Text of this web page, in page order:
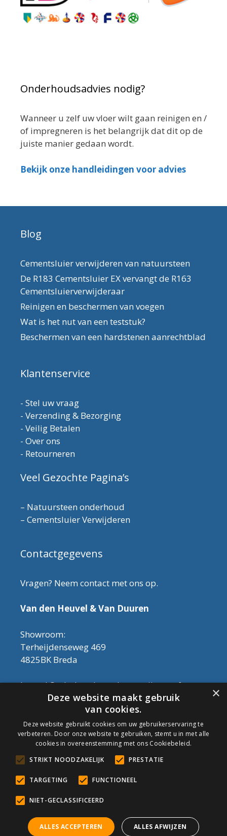
Onderhoudsadvies nodig?
Wanneer u zelf uw vloer wilt gaan reinigen en /
of impregneren is het belangrijk dat dit op de
juiste manier gedaan wordt.
Bekijk onze handleidingen voor advies
Blog
Cementsluier verwijderen van natuursteen
De R183 Cementsluier EX vervangt de R163
Cementsluierverwijderaar
Reinigen en beschermen van voegen
Wat is het nut van een teststuk?
Beschermen van een hardstenen aanrechtblad
Klantenservice
- Stel uw vraag
- Verzending & Bezorging
- Veilig Betalen
- Over ons
- Retourneren
Veel Gezochte Pagina’s
– Natuursteen onderhoud
– Cementsluier Verwijderen
Contactgegevens
Vragen? Neem contact met ons op.
Van den Heuvel & Van Duuren
Showroom:
Terheijdenseweg 469
4825BK Breda
Let op! Onderhoudsproducten zijn nu af te
halen in de showroom. Er kan alleen met
contant geld betaald worden, dus geen pin.
Tel: 076-3030554
Email: info@onderhoudshop.nl
KVK: 59667419
Algemene Voorwaarden
Copyright © 2019 Onderhoud Shop
×
Deze website maakt gebruik
van cookies.
Deze website gebruikt cookies om uw gebruikerservaring te
verbeteren. Door onze website te gebruiken, stemt u in met alle
cookies in overeenstemming met ons Cookiebeleid.
STRIKT NOODZAKELIJK
PRESTATIE
TARGETING FUNCTIONEEL
NIET-GECLASSIFICEERD
ALLES ACCEPTEREN ALLES AFWIJZEN